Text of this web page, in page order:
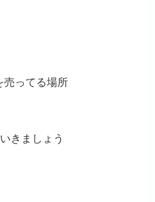
売ってる場所
きましょう